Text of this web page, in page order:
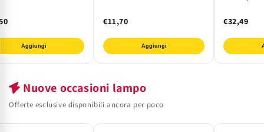
Aggiungi
€11,70
Aggiungi
€32,49
Nuove occasioni lampo
Offerte esclusive disponibili ancora per poco